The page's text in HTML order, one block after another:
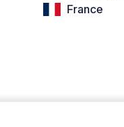
France